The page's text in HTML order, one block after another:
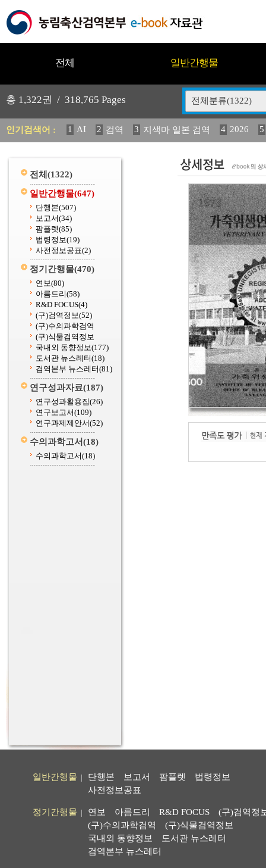
전체 일반간행물
총 1,322권 / 318,765 Pages 전체분류(1322)
인기검색어 : 1 AI 2 검역 3 지색마 일본 검역 4 2026 5
전체 (1322)
일반간행물(647)
단행본(507)
보고서(34)
팜플렛(85)
법령정보(19)
사전정보공표(2)
정기간행물(470)
연보(80)
아름드리(58)
R&D FOCUS(4)
(구)검역정보(52)
(구)수의과학검역
(구)식물검역정보
국내외 동향정보(177)
도서관 뉴스레터(18)
검역본부 뉴스레터(81)
연구성과자료(187)
연구성과활용집(26)
연구보고서(109)
연구과제제안서(52)
수의과학고서(18)
수의과학고서(18)
일반간행물 단행본 보고서 팜플렛
법령정보
사전정보공표
정기간행물 연보 아름드리 R&D FOCUS
(구)검역정
(구)수의과학검역
(구)식물검역정보
국내외 동향정보
도서관 뉴스레터
검역본부 뉴스레터